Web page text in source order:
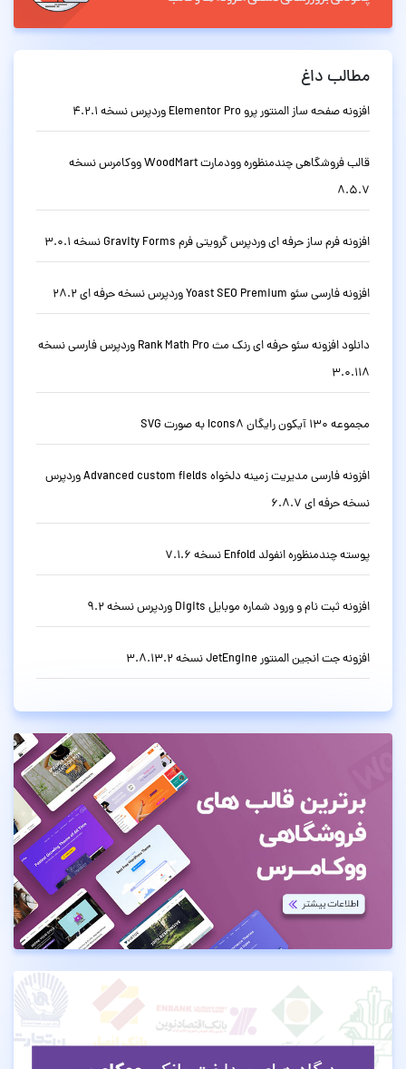
مطالب داغ
افزونه صفحه ساز المنتور پرو Elementor Pro وردپرس نسخه 4.2.1
قالب فروشگاهی چندمنظوره وودمارت WoodMart ووکامرس نسخه
8.5.7
افزونه فرم ساز حرفه ای وردپرس گرویتی فرم Gravity Forms نسخه 3.0.1
افزونه فارسی سئو Yoast SEO Premium وردپرس نسخه حرفه ای 28.2
دانلود افزونه سئو حرفه ای رنک مث Rank Math Pro وردپرس فارسی نسخه
3.0.118
مجموعه 130 آیکون رایگان Icons8 به صورت SVG
افزونه فارسی مدیریت زمینه دلخواه Advanced custom fields وردپرس
نسخه حرفه ای 6.8.7
پوسته چندمنظوره انفولد Enfold نسخه 7.1.6
افزونه ثبت نام و ورود شماره موبایل Digits وردپرس نسخه 9.2
افزونه جت انجین المنتور JetEngine نسخه 3.8.13.2